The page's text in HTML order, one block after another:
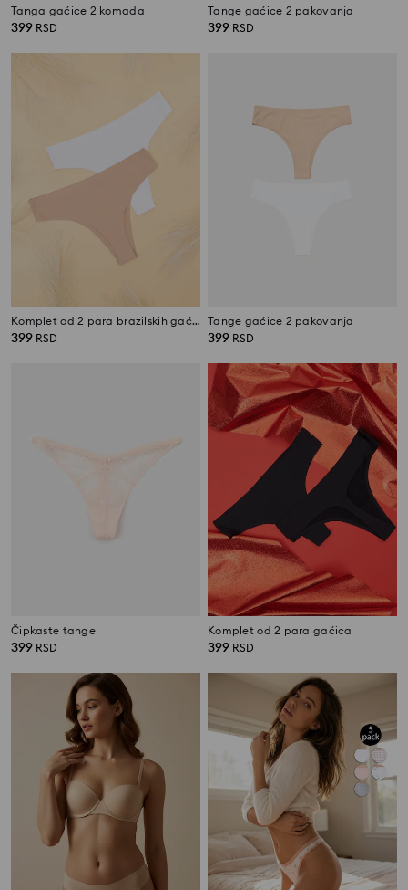
Tanga gaćice 2 komada
399 RSD
Tange gaćice 2 pakovanja
399 RSD
Komplet od 2 para brazilskih gaćica
399 RSD
Tange gaćice 2 pakovanja
399 RSD
Čipkaste tange
399 RSD
Komplet od 2 para gaćica
399 RSD